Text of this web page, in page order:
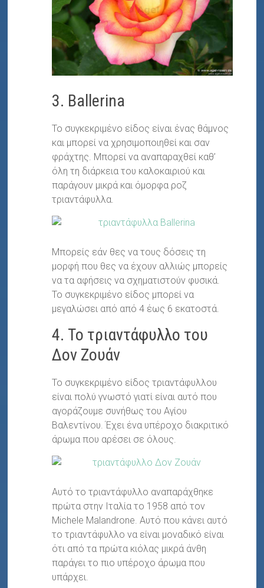
3. Ballerina
Το συγκεκριμένο είδος είναι ένας θάμνος
και μπορεί να χρησιμοποιηθεί και σαν
φράχτης. Μπορεί να αναπαραχθεί καθ’
όλη τη διάρκεια του καλοκαιριού και
παράγουν μικρά και όμορφα ροζ
τριαντάφυλλα.
Μπορείς εάν θες να τους δόσεις τη
μορφή που θες να έχουν αλλιώς μπορείς
να τα αφήσεις να σχηματιστούν φυσικά.
Το συγκεκριμένο είδος μπορεί να
μεγαλώσει από από 4 έως 6 εκατοστά.
4. Το τριαντάφυλλο του
Δον Ζουάν
Το συγκεκριμένο είδος τριαντάφυλλου
είναι πολύ γνωστό γιατί είναι αυτό που
αγοράζουμε συνήθως του Αγίου
Βαλεντίνου. Έχει ένα υπέροχο διακριτικό
άρωμα που αρέσει σε όλους.
Αυτό το τριαντάφυλλο αναπαράχθηκε
πρώτα στην Ιταλία το 1958 από τον
Michele Malandrone. Αυτό που κάνει αυτό
το τριαντάφυλλο να είναι μοναδικό είναι
ότι από τα πρώτα κιόλας μικρά άνθη
παράγει το πιο υπέροχο άρωμα που
υπάρχει.